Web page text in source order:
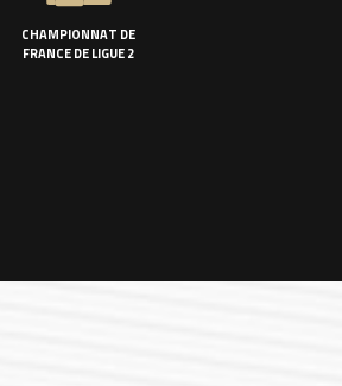
CHAMPIONNAT DE
FRANCE DE LIGUE 2